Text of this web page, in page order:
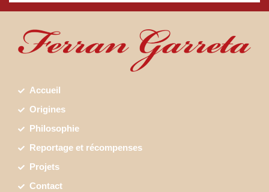
Accueil
Origines
Philosophie
Reportage et récompenses
Projets
Contact